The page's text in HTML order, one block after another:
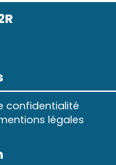
confidentialité
légales